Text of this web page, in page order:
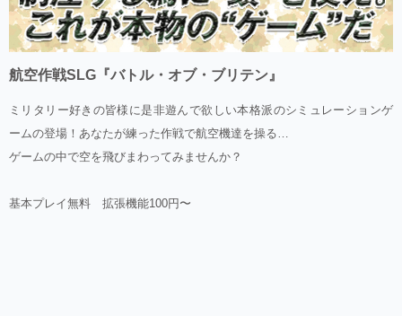
航空作戦SLG『バトル・オブ・ブリテン』
ミリタリー好きの皆様に是非遊んで欲しい本格派のシミュレーションゲ
ームの登場！あなたが練った作戦で航空機達を操る…
ゲームの中で空を飛びまわってみませんか？
基本プレイ無料 拡張機能100円〜